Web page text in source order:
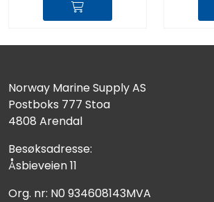
Norway Marine Supply AS
Postboks 777 Stoa
4808 Arendal
Besøksadresse:
Åsbieveien 11
Org. nr: N0 934608143MVA